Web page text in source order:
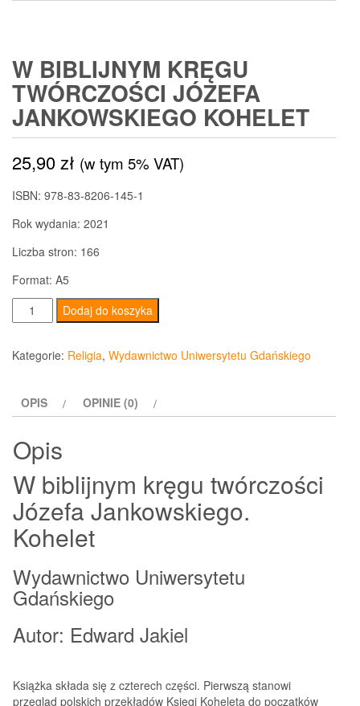
W BIBLIJNYM KRĘGU
TWÓRCZOŚCI JÓZEFA
JANKOWSKIEGO KOHELET
25,90zł (w tym 5% VAT)
ISBN: 978-83-8206-145-1
Rok wydania: 2021
Liczba stron: 166
Format: A5
ilość
W
biblijnym
kręgu
Józefa
Kohelet
Dodaj do koszyka
Kategorie: Religia, Wydawnictwo Uniwersytetu Gdańskiego
OPIS OPINIE (0)
Opis
W biblijnym kręgu twórczości
Józefa Jankowskiego.
Kohelet
Wydawnictwo Uniwersytetu
Gdańskiego
Autor: Edward Jakiel
Książka składa się z czterech części. Pierwszą stanowi
przegląd polskich przekładów Księgi Koheleta do początków